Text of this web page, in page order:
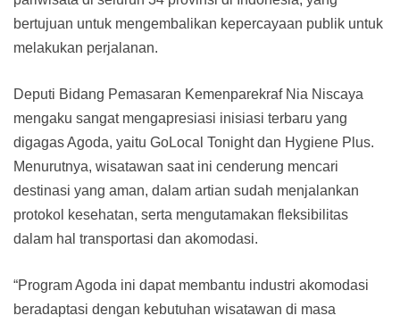
bertujuan untuk mengembalikan kepercayaan publik untuk
melakukan perjalanan.
Deputi Bidang Pemasaran Kemenparekraf Nia Niscaya
mengaku sangat mengapresiasi inisiasi terbaru yang
digagas Agoda, yaitu GoLocal Tonight dan Hygiene Plus.
Menurutnya, wisatawan saat ini cenderung mencari
destinasi yang aman, dalam artian sudah menjalankan
protokol kesehatan, serta mengutamakan fleksibilitas
dalam hal transportasi dan akomodasi.
“Program Agoda ini dapat membantu industri akomodasi
beradaptasi dengan kebutuhan wisatawan di masa